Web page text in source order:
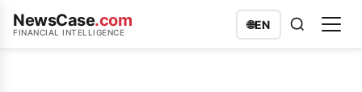
NewsCase.com
FINANCIAL INTELLIGENCE
🌐EN